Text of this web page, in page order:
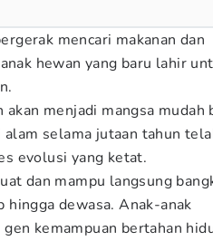
mencari makanan dan
hewan yang baru lahir
menjadi mangsa mudah
selama jutaan tahun
evolusi yang ketat.
dan mampu langsung
dewasa. Anak-anak
kemampuan bertahan